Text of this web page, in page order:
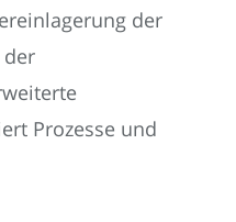
der
der
Prozesse und